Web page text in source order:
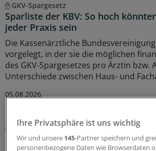
GKV-Spargesetz
Sparliste der KBV: So hoch
jeder Praxis sein
Die Kassenärztliche
vorgelegt, in der sie die möglichen
des GKV-Spargesetzes pro Ärztin bzw.
Unterschiede zwischen Haus- und
05.08.2026
Digitaler Check
Honorarabrechnung: Digitale
Ihre Privatsphäre ist uns wichtig
Wir und unsere 145-Partner speichern und
personenbezogene Daten wie Browserdaten